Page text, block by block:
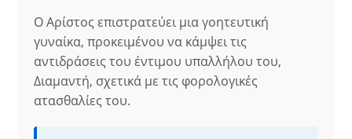
Ο Αρίστος επιστρατεύει μια γοητευτική
γυναίκα, προκειμένου να κάμψει τις
αντιδράσεις του έντιμου υπαλλήλου του,
Διαμαντή, σχετικά με τις φορολογικές
ατασθαλίες του.